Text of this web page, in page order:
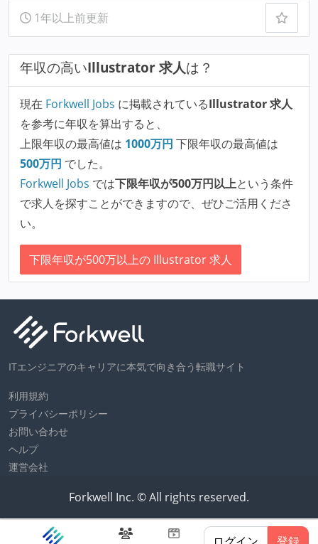
1年以上前更新
年収の高いIllustrator 求人は？
現在 Forkwell Jobs に掲載されているIllustrator 求人
を参考に年収を算出すると、
上限年収の最高値は 1000万円 下限年収の最高値は
500万円 でした。
Forkwell Jobs では下限年収が500万円以上という条件
で求人を探すことができますので、ぜひご活用くださ
い。
下限年収が500万以上の Illustrator 求人
ITエンジニアのキャリアに本気で向き合う転職サイト
利用規約
プライバシーポリシー
お問い合わせ
ヘルプ
運営会社
Forkwell Inc. © All rights reserved.